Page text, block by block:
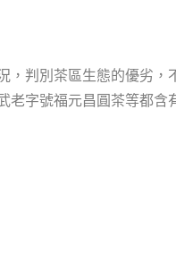
，判別茶區生態的優劣，
老字號福元昌圓茶等都含